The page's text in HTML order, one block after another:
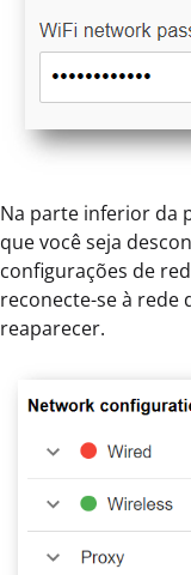
Na parte inferior da
que você seja
configurações de
reconecte-se à rede
reaparecer.